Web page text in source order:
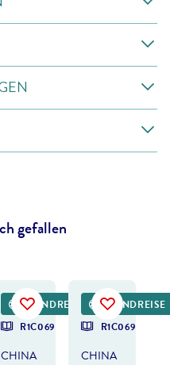
gefallen
RUNDREISE
R1C069
CHINA
RUNDREISE
R1C069
CHINA